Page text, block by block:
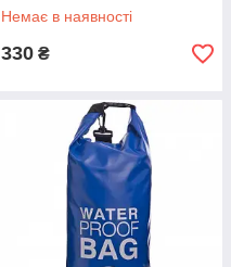
Немає в наявності
330 ₴